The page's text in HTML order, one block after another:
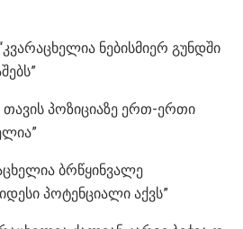
ნებისმიერ გუნდში
თავის პოზიციაზე ერთ-ერთი
ბრწყინვალე
პოტენციალი აქვს”